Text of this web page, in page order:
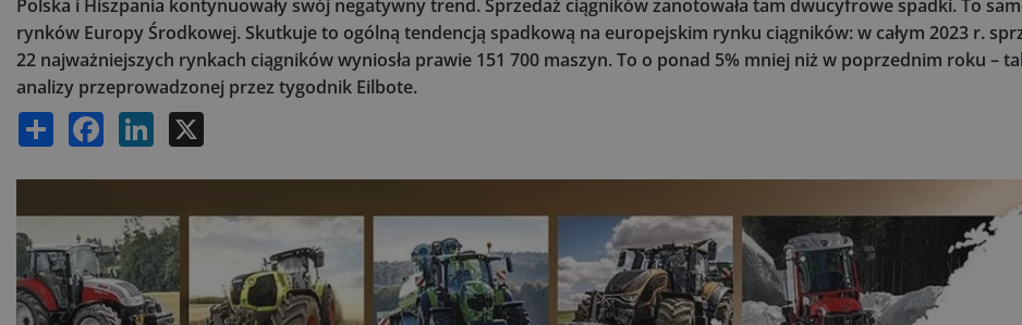
Polska i Hiszpania kontynuowały swój negatywny trend. Sprzedaż ciągników zanotowała tam dwucyfrowe spadki. To
rynków Europy Środkowej. Skutkuje to ogólną tendencją spadkową na europejskim rynku ciągników: w całym 2023 r.
22 najważniejszych rynkach ciągników wyniosła prawie 151 700 maszyn. To o ponad 5% mniej niż w poprzednim roku –
analizy przeprowadzonej przez tygodnik Eilbote.
Share Facebook LinkedIn